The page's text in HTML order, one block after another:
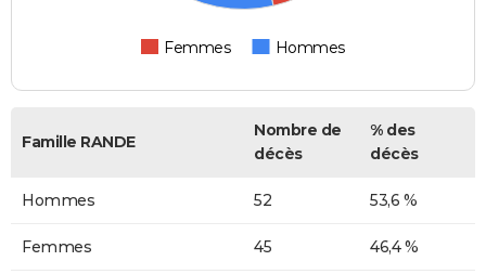
Femmes Hommes
Famille RANDE
Nombre de
décès
% des
décès
Hommes 52 53,6 %
Femmes 45 46,4 %